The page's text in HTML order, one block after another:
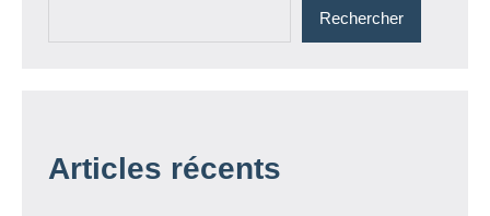
Rechercher
Articles récents